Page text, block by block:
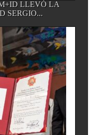
LLEVÓ LA
SERGIO...